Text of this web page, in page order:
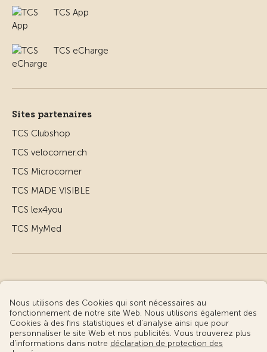
TCS App
TCS eCharge
Sites partenaires
TCS Clubshop
TCS velocorner.ch
TCS Microcorner
TCS MADE VISIBLE
TCS lex4you
TCS MyMed